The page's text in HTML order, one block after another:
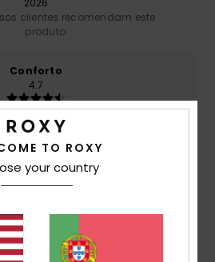
2026
clientes recomendam este
produto
Conforto
4.7
qualidade/preço
5.0
4.7
TO ROXY
your country